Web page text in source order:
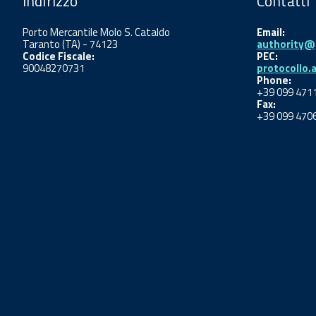
Porto Mercantile Molo S. Cataldo
Taranto (TA) - 74123
Codice Fiscale:
90048270731
Email:
PEC:
Phone:
+39 099
Fax:
+39 099